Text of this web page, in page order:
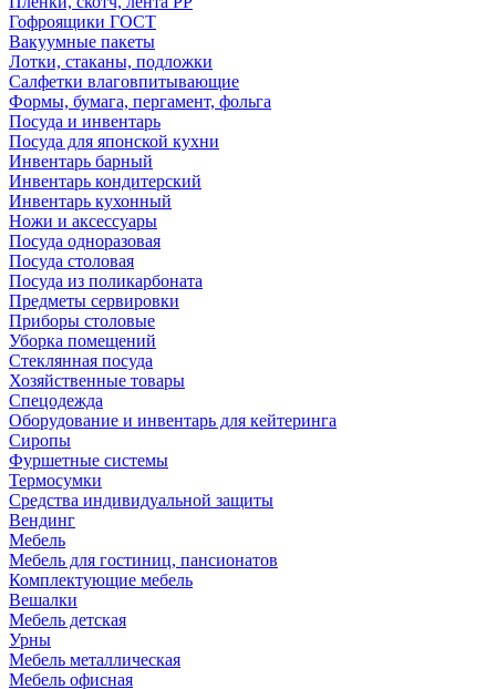
Гофроящики ГОСТ
Вакуумные пакеты
Лотки, стаканы, подложки
Салфетки влаговпитывающие
Формы, бумага, пергамент, фольга
Посуда и инвентарь
Посуда для японской кухни
Инвентарь барный
Инвентарь кондитерский
Инвентарь кухонный
Ножи и аксессуары
Посуда одноразовая
Посуда столовая
Посуда из поликарбоната
Предметы сервировки
Приборы столовые
Уборка помещений
Стеклянная посуда
Хозяйственные товары
Спецодежда
Оборудование и инвентарь для кейтеринга
Сиропы
Фуршетные системы
Термосумки
Средства индивидуальной защиты
Вендинг
Мебель
Мебель для гостиниц, пансионатов
Комплектующие мебель
Вешалки
Мебель детская
Урны
Мебель металлическая
Мебель офисная